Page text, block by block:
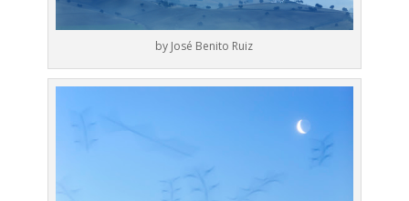
by José Benito Ruiz